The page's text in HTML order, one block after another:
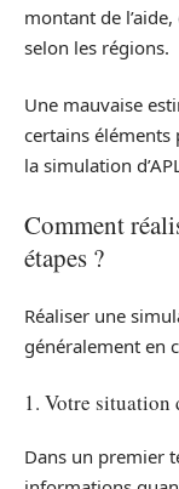
montant de
selon les régions.
Une mauvaise
certains
la simulation
Comment
étapes ?
Réaliser une
généralement en
1. Votre situation
Dans un premier